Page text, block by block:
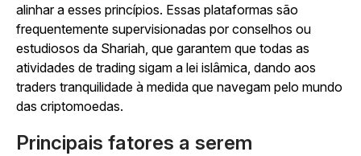
alinhar a esses princípios. Essas plataformas são
frequentemente supervisionadas por conselhos ou
estudiosos da Shariah, que garantem que todas as
atividades de trading sigam a lei islâmica, dando aos
traders tranquilidade à medida que navegam pelo mundo
das criptomoedas.
Principais fatores a serem